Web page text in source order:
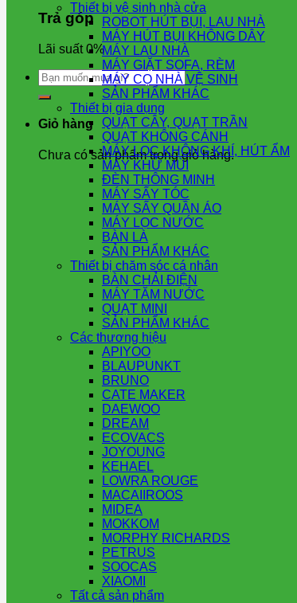
Trả góp
Lãi suất 0%
Tìm
kiếm:
Giỏ hàng
Chưa có sản phẩm trong giỏ hàng.
Thiết bị vệ sinh nhà cửa
ROBOT HÚT BỤI, LAU NHÀ
MÁY HÚT BỤI KHÔNG DÂY
MÁY LAU NHÀ
MÁY GIẶT SOFA, RÈM
MÁY CỌ NHÀ VỆ SINH
SẢN PHẨM KHÁC
Thiết bị gia dụng
QUẠT CÂY, QUẠT TRẦN
QUẠT KHÔNG CÁNH
MÁY LỌC KHÔNG KHÍ, HÚT ẨM
MÁY KHỬ MÙI
ĐÈN THÔNG MINH
MÁY SẤY TÓC
MÁY SẤY QUẦN ÁO
MÁY LỌC NƯỚC
BÀN LÀ
SẢN PHẨM KHÁC
Thiết bị chăm sóc cá nhân
BÀN CHẢI ĐIỆN
MÁY TĂM NƯỚC
QUẠT MINI
SẢN PHẨM KHÁC
Các thương hiệu
APIYOO
BLAUPUNKT
BRUNO
CATE MAKER
DAEWOO
DREAM
ECOVACS
JOYOUNG
KEHAEL
LOWRA ROUGE
MACAIIROOS
MIDEA
MOKKOM
MORPHY RICHARDS
PETRUS
SOOCAS
XIAOMI
Tất cả sản phẩm